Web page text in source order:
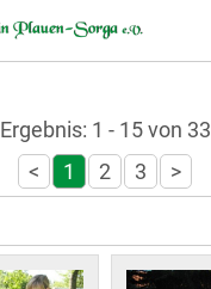
Ergebnis: 1 - 15 von 33
<
1 2 3 >